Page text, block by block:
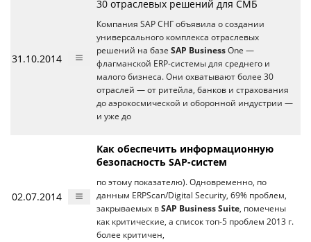
31.10.2014
30 отраслевых решений для СМБ
Компания SAP СНГ объявила о создании
универсального комплекса отраслевых
решений на базе SAP Business One —
флагманской ERP-системы для среднего и
малого бизнеса. Они охватывают более 30
отраслей — от ритейла, банков и страхования
до аэрокосмической и оборонной индустрии —
и уже до
02.07.2014
Как обеспечить информационную
безопасность SAP-систем
по этому показателю). Одновременно, по
данным ERPScan/Digital Security, 69% проблем,
закрываемых в SAP Business Suite, помечены
как критические, а список топ-5 проблем 2013 г.
более критичен,